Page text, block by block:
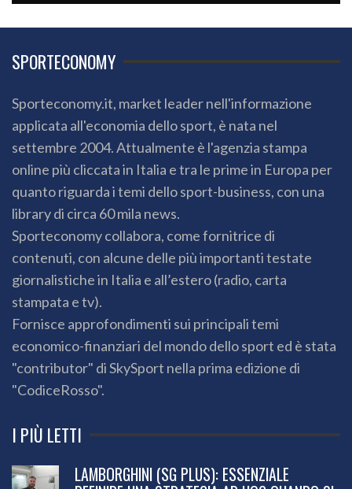
SPORTECONOMY
Sporteconomy.it, market leader nell'informazione
applicata all'economia dello sport, è nata nel
settembre 2004. Attualmente è l'agenzia stampa
online più cliccata in Italia e tra le prime in Europa per
quanto riguarda i temi dello sport-business, con una
library di circa 60 mila news.
Sporteconomy collabora, come fornitrice di
contenuti, con alcune delle più importanti testate
giornalistiche in Italia e all’estero (radio, carta
stampata e tv).
Fornisce approfondimenti sui principali temi
economico-finanziari del mondo dello sport ed è stata
"contributor" di SkySport nella prima edizione di
"CodiceRosso".
I PIÙ LETTI
LAMBORGHINI (SG PLUS): ESSENZIALE